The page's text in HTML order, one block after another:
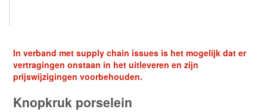
In verband met supply chain issues is het mogelijk dat er
vertragingen onstaan in het uitleveren en zijn
prijswijzigingen voorbehouden.
Knopkruk porselein